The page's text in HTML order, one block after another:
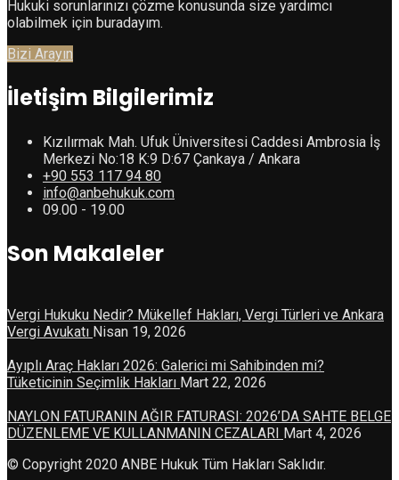
Hukuki sorunlarınızı çözme konusunda size yardımcı
olabilmek için buradayım.
Bizi Arayın
İletişim Bilgilerimiz
Kızılırmak Mah. Ufuk Üniversitesi Caddesi Ambrosia İş
Merkezi No:18 K:9 D:67 Çankaya / Ankara
+90 553 117 94 80
info@anbehukuk.com
09.00 - 19.00
Son Makaleler
Vergi Hukuku Nedir? Mükellef Hakları, Vergi Türleri ve Ankara
Vergi Avukatı Nisan 19, 2026
Ayıplı Araç Hakları 2026: Galerici mi Sahibinden mi?
Tüketicinin Seçimlik Hakları Mart 22, 2026
NAYLON FATURANIN AĞIR FATURASI: 2026’DA SAHTE BELGE
DÜZENLEME VE KULLANMANIN CEZALARI
Mart 4, 2026
© Copyright 2020 ANBE Hukuk Tüm Hakları Saklıdır.